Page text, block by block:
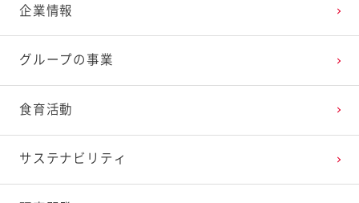
企業情報
グループの事業
食育活動
サステナビリティ